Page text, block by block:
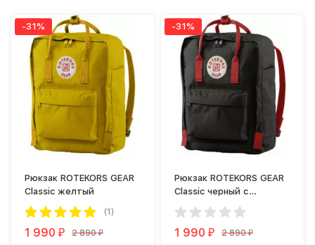
-31%
Рюкзак ROTEKORS GEAR
Classic желтый
(1)
1 990₽ 2 890₽
-31%
Рюкзак ROTEKORS GEAR
Classic черный с
красным
1 990₽ 2 890₽